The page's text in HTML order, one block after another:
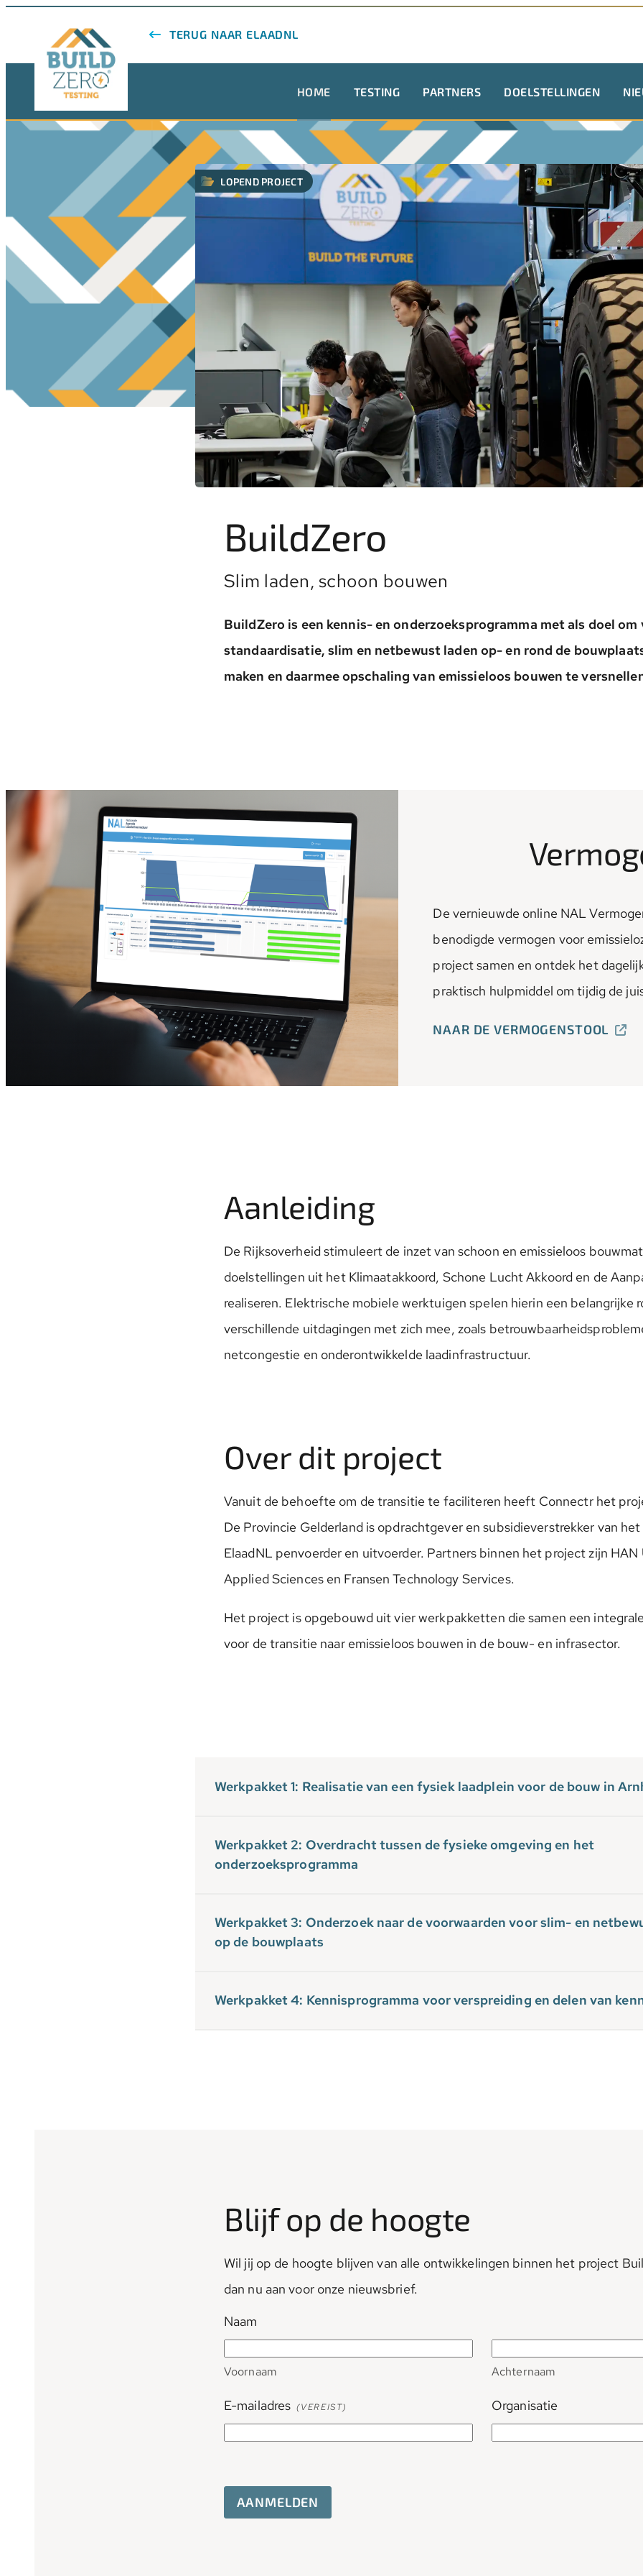
TERUG NAAR ELAADNL
HOME TESTING PARTNERS DOELSTELLINGEN
LOPEND PROJECT
BuildZero
Slim laden, schoon bouwen
BuildZero is een kennis- en onderzoeksprogramma met als doel om
standaardisatie, slim en netbewust laden op- en rond de
maken en daarmee opschaling van emissieloos bouwen te
De vernieuwde online NAL
benodigde vermogen voor
project samen en ontdek het
praktisch hulpmiddel om tijdig de
NAAR DE VERMOGENSTOOL
Aanleiding
De Rijksoverheid stimuleert de inzet van schoon en emissieloos
doelstellingen uit het Klimaatakkoord, Schone Lucht Akkoord en de
realiseren. Elektrische mobiele werktuigen spelen hierin een belangrijke
verschillende uitdagingen met zich mee, zoals
netcongestie en onderontwikkelde laadinfrastructuur.
Over dit project
Vanuit de behoefte om de transitie te faciliteren heeft Connectr het
De Provincie Gelderland is opdrachtgever en subsidieverstrekker van
ElaadNL penvoerder en uitvoerder. Partners binnen het project zijn
Applied Sciences en Fransen Technology Services.
Het project is opgebouwd uit vier werkpakketten die samen een
voor de transitie naar emissieloos bouwen in de bouw- en infrasector.
Werkpakket 1: Realisatie van een fysiek laadplein voor de bouw in
Werkpakket 2: Overdracht tussen de fysieke omgeving en het
onderzoeksprogramma
Werkpakket 3: Onderzoek naar de voorwaarden voor slim- en
op de bouwplaats
Werkpakket 4: Kennisprogramma voor verspreiding en delen van
Blijf op de hoogte
Wil jij op de hoogte blijven van alle ontwikkelingen binnen het project
dan nu aan voor onze nieuwsbrief.
Naam
Voornaam Achternaam
E-mailadres (VEREIST) Organisatie
AANMELDEN